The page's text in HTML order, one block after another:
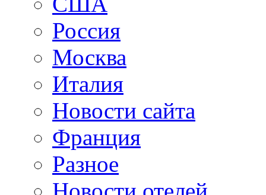
Россия
Москва
Италия
Новости сайта
Франция
Разное